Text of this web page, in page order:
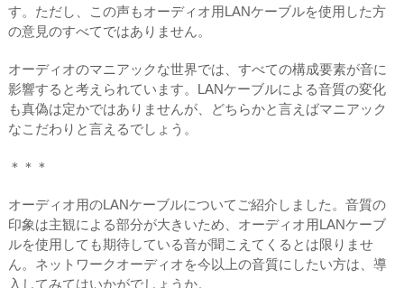
す。ただし、この声もオーディオ用LANケーブルを使用した方
の意見のすべてではありません。
オーディオのマニアックな世界では、すべての構成要素が音に
影響すると考えられています。LANケーブルによる音質の変化
も真偽は定かではありませんが、どちらかと言えばマニアック
なこだわりと言えるでしょう。
＊＊＊
オーディオ用のLANケーブルについてご紹介しました。音質の
印象は主観による部分が大きいため、オーディオ用LANケーブ
ルを使用しても期待している音が聞こえてくるとは限りませ
ん。ネットワークオーディオを今以上の音質にしたい方は、導
入してみてはいかがでしょうか。